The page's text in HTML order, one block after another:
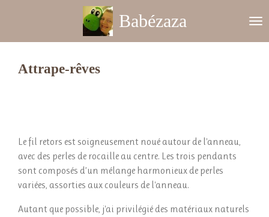
contenu
Babézaza
Attrape-rêves
Le fil retors est soigneusement noué autour de l'anneau,
avec des perles de rocaille au centre. Les trois pendants
sont composés d’un mélange harmonieux de perles
variées, assorties aux couleurs de l'anneau.
Autant que possible, j'ai privilégié des matériaux naturels